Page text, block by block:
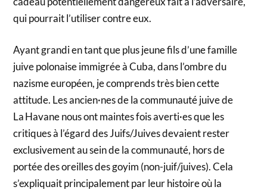
qui pourrait l’utiliser contre eux.
Ayant grandi en tant que plus jeune fils d’une famille
juive polonaise immigrée à Cuba, dans l’ombre du
nazisme européen, je comprends très bien cette
attitude. Les ancien·nes de la communauté juive de
La Havane nous ont maintes fois averti·es que les
critiques à l’égard des Juifs/Juives devaient rester
exclusivement au sein de la communauté, hors de
portée des oreilles des goyim (non-juif/juives). Cela
s’expliquait principalement par leur histoire où la